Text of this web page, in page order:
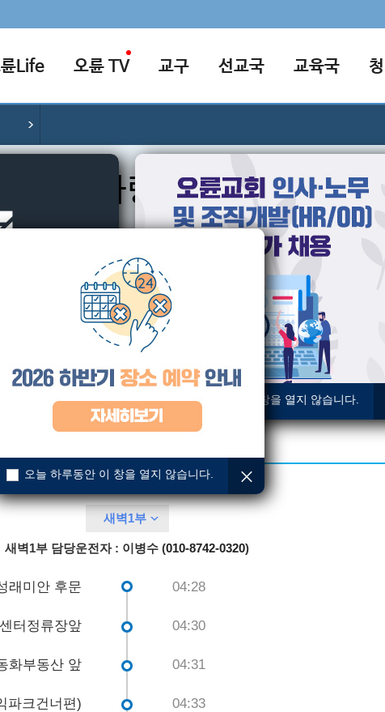
Life 오륜 TV 교구 선교국 교육국
예배차량안내
배 금요기도회 새벽예배
잠실역ㆍ잠실나루역
새벽1부
새벽1부 담당운전자: 이병수 (010-8742-0320)
래미안 후문 04:28
터정류장앞 04:30
화부동산 앞 04:31
파크건너편) 04:33
지 않습니다. 오늘 하루동안 이 창을 열지 않습니다.
오늘 하루동안 이 창을 열지 않습니다.